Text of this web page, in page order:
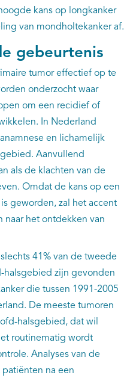
kans op longkanker
van mondholtekanker af.
gebeurtenis
tumor effectief op te
onderzocht waar
om een recidief of
In Nederland
en lichamelijk
Aanvullend
als de klachten van de
Omdat de kans op een
geworden, zal het accent
naar het ontdekken van
41% van de tweede
halsgebied zijn gevonden
die tussen 1991-2005
De meeste tumoren
halsgebied, dat wil
routinematig wordt
Analyses van de
na een